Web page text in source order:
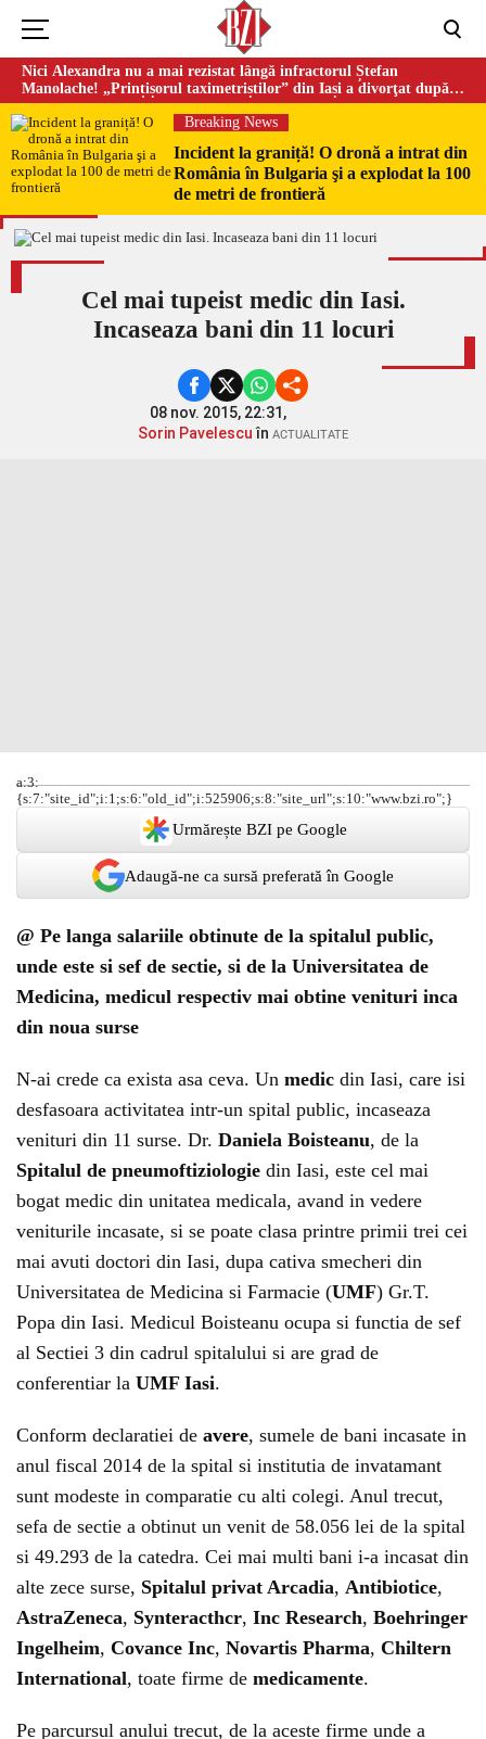
Nici Alexandra nu a mai rezistat lângă infractorul Ștefan
Manolache! „Prințișorul taximetriștilor” din Iași a divorţat după
doi ani de căsnicie
Breaking News
Incident la graniță! O dronă a intrat din
România în Bulgaria şi a explodat la 100
de metri de frontieră
Cel mai tupeist medic din Iasi.
Incaseaza bani din 11 locuri
08 nov. 2015, 22:31,
Sorin Pavelescuîn ACTUALITATE
a:3:
{s:7:"site_id";i:1;s:6:"old_id";i:525906;s:8:"site_url";s:10:"www.bzi.ro";}
Urmărește BZI pe Google
Adaugă-ne ca sursă preferată în Google
@ Pe langa salariile obtinute de la spitalul public,
unde este si sef de sectie, si de la Universitatea de
Medicina, medicul respectiv mai obtine venituri inca
din noua surse
N-ai crede ca exista asa ceva. Un medic din Iasi, care isi
desfasoara activitatea intr-un spital public, incaseaza
venituri din 11 surse. Dr. Daniela Boisteanu, de la
Spitalul de pneumoftiziologie din Iasi, este cel mai
bogat medic din unitatea medicala, avand in vedere
veniturile incasate, si se poate clasa printre primii trei cei
mai avuti doctori din Iasi, dupa cativa smecheri din
Universitatea de Medicina si Farmacie (UMF) Gr.T.
Popa din Iasi. Medicul Boisteanu ocupa si functia de sef
al Sectiei 3 din cadrul spitalului si are grad de
conferentiar la UMF Iasi.
Conform declaratiei de avere, sumele de bani incasate in
anul fiscal 2014 de la spital si institutia de invatamant
sunt modeste in comparatie cu alti colegi. Anul trecut,
sefa de sectie a obtinut un venit de 58.056 lei de la spital
si 49.293 de la catedra. Cei mai multi bani i-a incasat din
alte zece surse, Spitalul privat Arcadia, Antibiotice,
AstraZeneca, Synteracthcr, Inc Research, Boehringer
Ingelheim, Covance Inc, Novartis Pharma, Chiltern
International, toate firme de medicamente.
Pe parcursul anului trecut, de la aceste firme unde a